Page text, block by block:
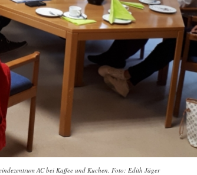
AC bei Kaffee und Kuchen. Foto: Edith Jäger